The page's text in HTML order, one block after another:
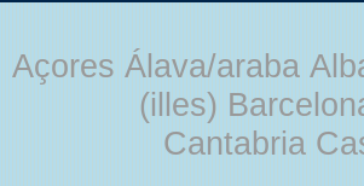
Açores Álava/araba
(illes)
Cantabria